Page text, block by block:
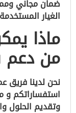
الغيار
ماذا
من
نحن لدينا فريق
استفساراتكم و
وتقديم الحلول